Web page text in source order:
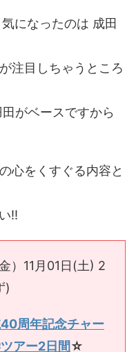
になったのは 成田
注目しちゃうところ
がベースですから
心をくすぐる内容と
!!
）11月01日(土) 2
)
周年記念チャー
アー2日間☆